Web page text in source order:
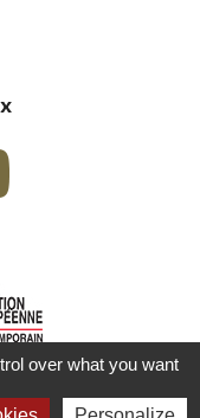
over what you want
d'aide ?
légales